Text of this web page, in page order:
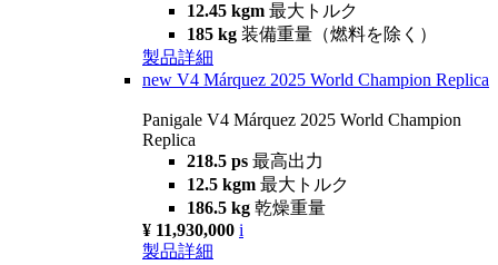
12.45 kgm 最大トルク
185 kg 装備重量（燃料を除く）
製品詳細
new V4 Márquez 2025 World Champion Replica
Panigale V4 Márquez 2025 World Champion
Replica
218.5 ps 最高出力
12.5 kgm 最大トルク
186.5 kg 乾燥重量
¥ 11,930,000 i
製品詳細